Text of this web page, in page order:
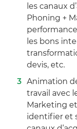
les canaux
Phoning +
les bons
devis, etc.
Animation
travail avec
Marketing
identifier et